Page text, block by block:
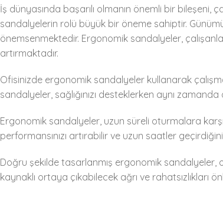
İş dünyasında başarılı olmanın önemli bir bileşeni,
sandalyelerin rolü büyük bir öneme sahiptir.
önemsenmektedir. Ergonomik sandalyeler,
artırmaktadır.
Ofisinizde ergonomik sandalyeler kullanarak
sandalyeler, sağlığınızı desteklerken aynı
Ergonomik sandalyeler, uzun süreli oturmalara
performansınızı artırabilir ve uzun saatler
Doğru şekilde tasarlanmış ergonomik sandalyeler,
kaynaklı ortaya çıkabilecek ağrı ve rahatsızlıkları